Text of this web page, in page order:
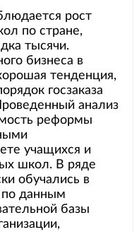
рост
по стране,
тысячи.
бизнеса в
тенденция,
госзаказа
анализ
реформы
учащихся и
школ. В ряде
обучались в
по данным
базы